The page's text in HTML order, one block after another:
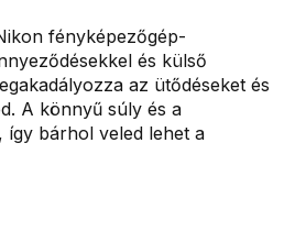
fényképezőgép-
és külső
az ütődéseket és
A könnyű súly és a
így bárhol veled lehet a